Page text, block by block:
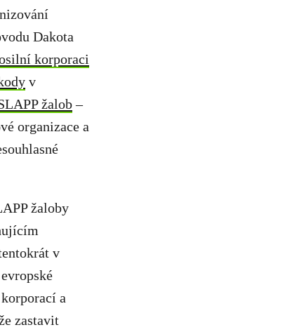
Dakota
korporaci
v
žalob–
organizace a
žaloby
v
a
zastavit